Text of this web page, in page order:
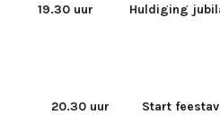
19.30 uur Huldiging
20.30 uur Start